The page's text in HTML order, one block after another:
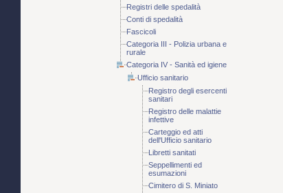
Registri delle spedalità
Conti di spedalità
Fascicoli
Categoria III - Polizia urbana e
rurale
Categoria IV - Sanità ed igiene
Ufficio sanitario
Registro degli esercenti
sanitari
Registro delle malattie
infettive
Carteggio ed atti
dell'Ufficio sanitario
Libretti sanitati
Seppellimenti ed
esumazioni
Cimitero di S. Miniato